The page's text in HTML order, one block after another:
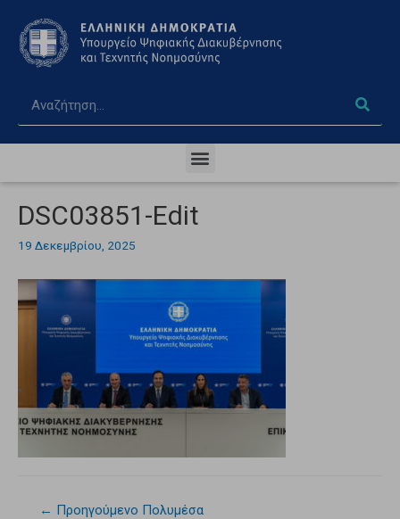
DSC03851-Edit
19 Δεκεμβρίου, 2025
← Προηγούμενο Πολυμέσα